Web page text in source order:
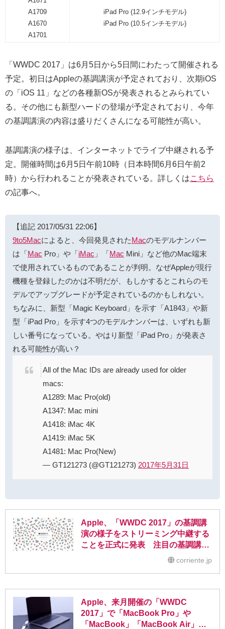
A1709
A1670
A1701
iPad Pro (12.9インチモデル)
iPad Pro (10.5インチモデル)
「WWDC 2017」は6月5日から5日間にわたって開催される
予定。初日はAppleの基調講演が予定されており、次期iOS
の「iOS 11」などの各種新OSが発表されるとみられてい
る。その他にも新型ハードの登場が予定されており、今年
の基調講演の内容は盛りだくさんになる可能性が高い。
基調講演の様子は、インターネットでライブ中継される予
定。開催時間は6月5日午前10時（日本時間6月6日午前2
時）から行われることが発表されている。詳しくはこちら
の記事へ。
【追記 2017/05/31 22:06】
9to5Macによると、今回発見されたMacのモデルナンバー
は「Mac Pro」や「iMac 」「Mac Mini」など他のMac端末
で使用されているものであることが判明。なぜAppleが現行
機種を登録したのかは不明だが、もしかするとこれらのモ
デルでアップグレードが予定されているのかもしれない。
ちなみに、新型「Magic Keyboard」を示す「A1843」や新
型「iPad Pro」を示す4つのモデルナンバーは、いずれも新
しい番号になっている。やはり新型「iPad Pro」が発表さ
れる可能性が高い？
All of the Mac IDs are already used for older
macs:
A1289: Mac Pro(old)
A1347: Mac mini
A1418: iMac 4K
A1419: iMac 5K
A1481: Mac Pro(New)
— GT121273 (@GT121273) 2017年5月31日
Apple、「WWDC 2017」の基調講
演の様子をストリーミング中継する
ことを正式に発表 注目の基調講演
は日本時間6月6日深夜2時からcorriente.jp
Apple、来月開催の「WWDC
2017」で「MacBook Pro」や
「MacBook」「MacBook Air」の